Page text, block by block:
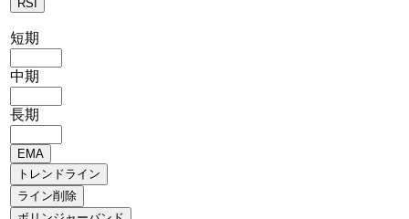
短期
中期
長期